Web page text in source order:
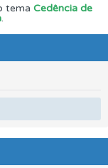
tema Cedência de
.